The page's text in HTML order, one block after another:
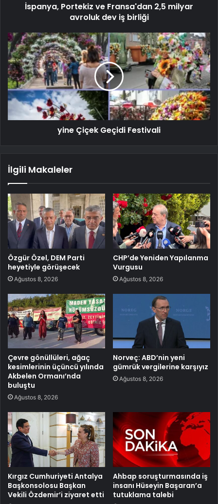
İspanya, Portekiz ve Fransa'dan 2,5 milyar
avroluk dev iş birliği
yine Çiçek Geçidi Festivali
İlgili Makaleler
Özgür Özel, DEM Parti
heyetiyle görüşecek
Ağustos 8, 2026
CHP’de Yeniden Yapılanma
Vurgusu
Ağustos 8, 2026
Çevre gönüllüleri, ağaç
kesimlerinin üçüncü yılında
Akbelen Ormanı’nda
buluştu
Ağustos 8, 2026
Norveç: ABD’nin yeni
gümrük vergilerine karşıyız
Ağustos 8, 2026
Kırgız Cumhuriyeti Antalya
Başkonsolosu Başkan
Vekili Özdemir’i ziyaret etti
Ahbap soruşturmasında iş
insanı Hüseyin Başaran’a
tutuklama talebi